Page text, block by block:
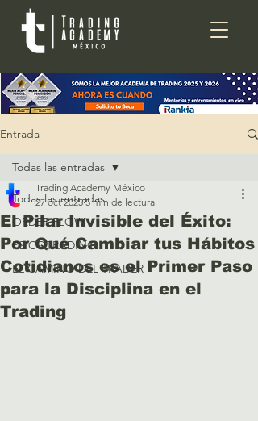
Entrada
Todas las entradas
ORDER FLOW
PSICOTRADING
EL CAMINO DEL TRADER
Todas las entradas
El Pilar Invisible del Éxito:
Por Qué Cambiar tus Hábitos
Cotidianos es el Primer Paso
para la Disciplina en el
Trading
Trading Academy México
27 oct 2025 5 min de lectura